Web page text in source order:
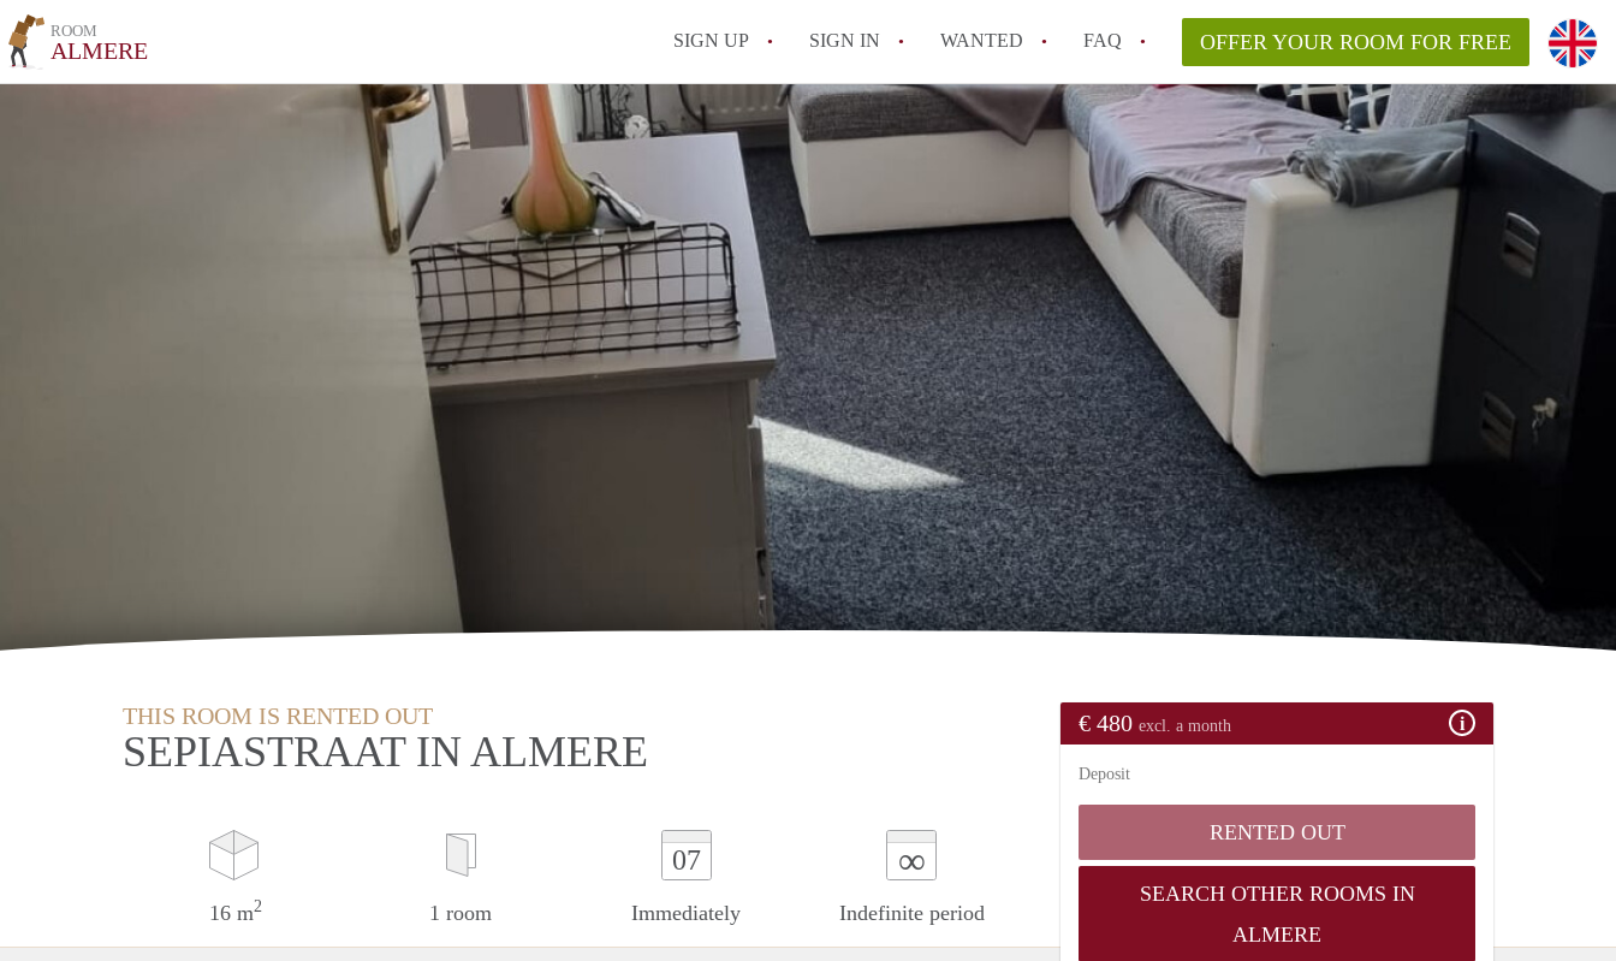
ROOM
ALMERE SIGN UP SIGN IN WANTED FAQ
All FAQs
OFFER YOUR ROOM FOR FREE
THIS ROOM IS RENTED OUT
SEPIASTRAAT IN ALMERE
16 m2 1 room
07
Immediately
∞
Indefinite period
€ 480 excl. a month
Deposit
RENTED OUT
SEARCH OTHER ROOMS IN
ALMERE